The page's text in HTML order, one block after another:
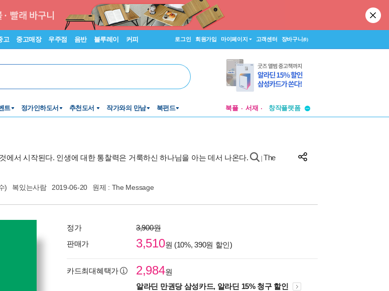
고 중고매장 우주점 음반 블루레이 커피 로그인 회원가입 마이페이지 고객센터 장바구니(0)
트 정가인하도서 추천도서 작가와의 만남 북펀드 북플 서재
창작플랫폼
에서 시작된다. 인생에 대한 통찰력은 거룩하신 하나님을 아는 데서 나온다.
The
) 복있는사람 2019-06-20 원제 : The Message
정가
3,900원
판매가
3,510원 (10%, 390원 할인)
카드최대혜택가 2,984원
알라딘 만권당 삼성카드, 알라딘 15% 청구 할인